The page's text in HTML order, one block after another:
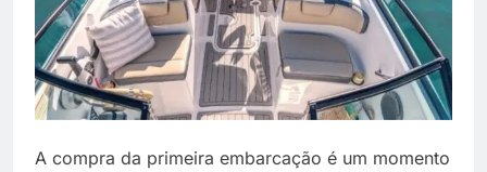
A compra da primeira embarcação é um momento